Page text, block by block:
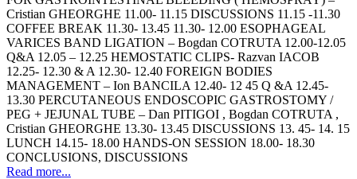
Cristian GHEORGHE 11.00- 11.15 DISCUSSIONS 11.15 -11.30
COFFEE BREAK 11.30- 13.45 11.30- 12.00 ESOPHAGEAL
VARICES BAND LIGATION – Bogdan COTRUTA 12.00-12.05
Q&A 12.05 – 12.25 HEMOSTATIC CLIPS- Razvan IACOB
12.25- 12.30 & A 12.30- 12.40 FOREIGN BODIES
MANAGEMENT – Ion BANCILA 12.40- 12 45 Q &A 12.45-
13.30 PERCUTANEOUS ENDOSCOPIC GASTROSTOMY /
PEG + JEJUNAL TUBE – Dan PITIGOI , Bogdan COTRUTA ,
Cristian GHEORGHE 13.30- 13.45 DISCUSSIONS 13. 45- 14. 15
LUNCH 14.15- 18.00 HANDS-ON SESSION 18.00- 18.30
CONCLUSIONS, DISCUSSIONS
Read more...